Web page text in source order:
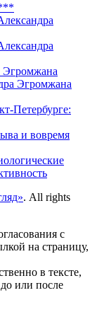
Эгромжана
Эгромжана
Петербурге:
и вовремя
. All rights
с
на страницу,
в тексте,
или после